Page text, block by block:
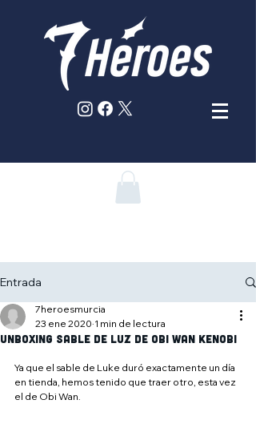
Entrada
Unboxing sable de luz de Obi Wan Kenobi
7heroesmurcia
23 ene 2020 1 min de lectura
Ya que el sable de Luke duró exactamente un día
en tienda, hemos tenido que traer otro, esta vez
el de Obi Wan.